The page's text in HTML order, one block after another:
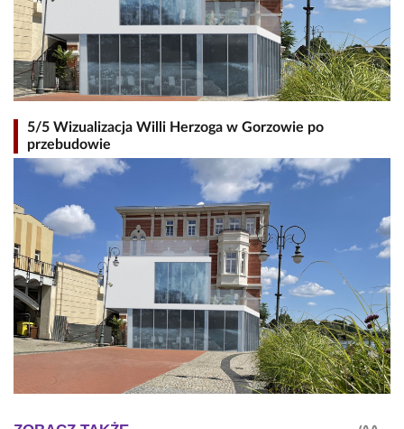
5/5 Wizualizacja Willi Herzoga w Gorzowie po
przebudowie